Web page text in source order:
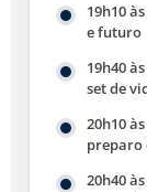
19h10
e futuro
19h40
set de
20h10
preparo
20h40